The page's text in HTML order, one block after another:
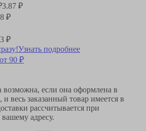
3.87 ₽
₽
₽
Узнать подробнее
90 ₽
возможна, если она оформлена в
, и весь заказанный товар имеется в
рассчитывается при
адресу.